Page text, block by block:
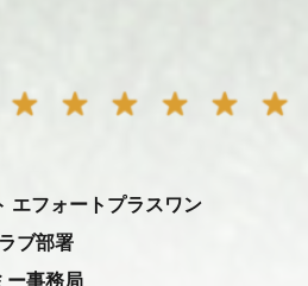
エフォートプラスワン
ブ部署
ー事務局